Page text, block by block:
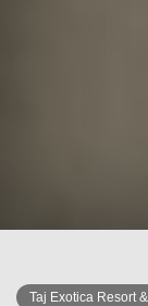
Taj Exotica Resort